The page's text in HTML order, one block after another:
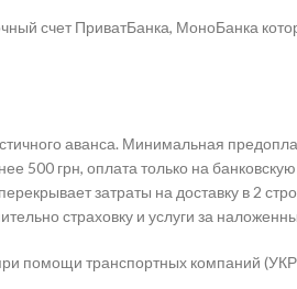
счет ПриватБанка, МоноБанка
аванса. Минимальная
500 грн, оплата только на
затраты на доставку в 2
страховку и услуги за
при помощи транспортных